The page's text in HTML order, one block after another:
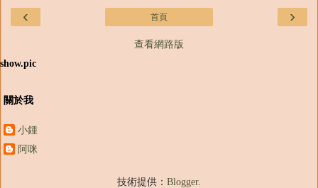
‹ ›
首頁
查看網路版
show.pic
關於我
小鍾
阿咪
技術提供： Blogger.